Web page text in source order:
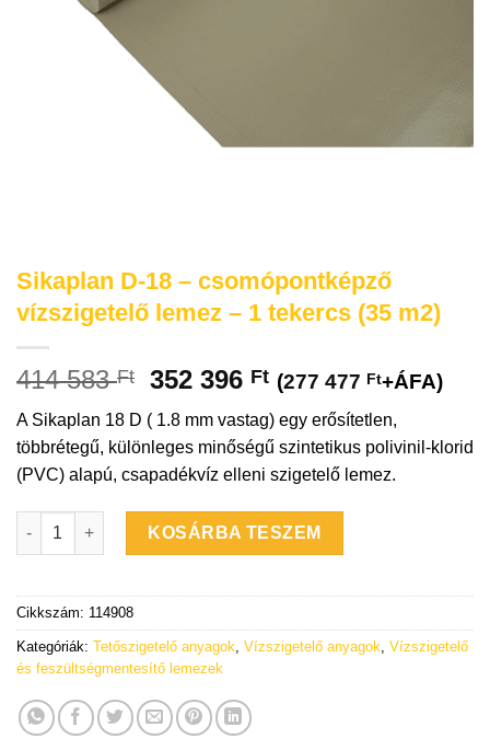
Sikaplan D-18 – csomópontképző
vízszigetelő lemez – 1 tekercs (35 m2)
414 583Ft 352 396 Ft (277 477 Ft+ÁFA)
A Sikaplan 18 D ( 1.8 mm vastag) egy erősítetlen,
többrétegű, különleges minőségű szintetikus polivinil-klorid
(PVC) alapú, csapadékvíz elleni szigetelő lemez.
Sikaplan D-18 - csomópontképző vízszigetelő lemez - 1
KOSÁRBA TESZEM
Cikkszám: 114908
Kategóriák: Tetőszigetelő anyagok Vízszigetelő anyagok Vízszigetelő
és feszültségmentesítő lemezek